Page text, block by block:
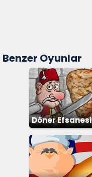
Benzer Oyunlar
Döner Efsanesi